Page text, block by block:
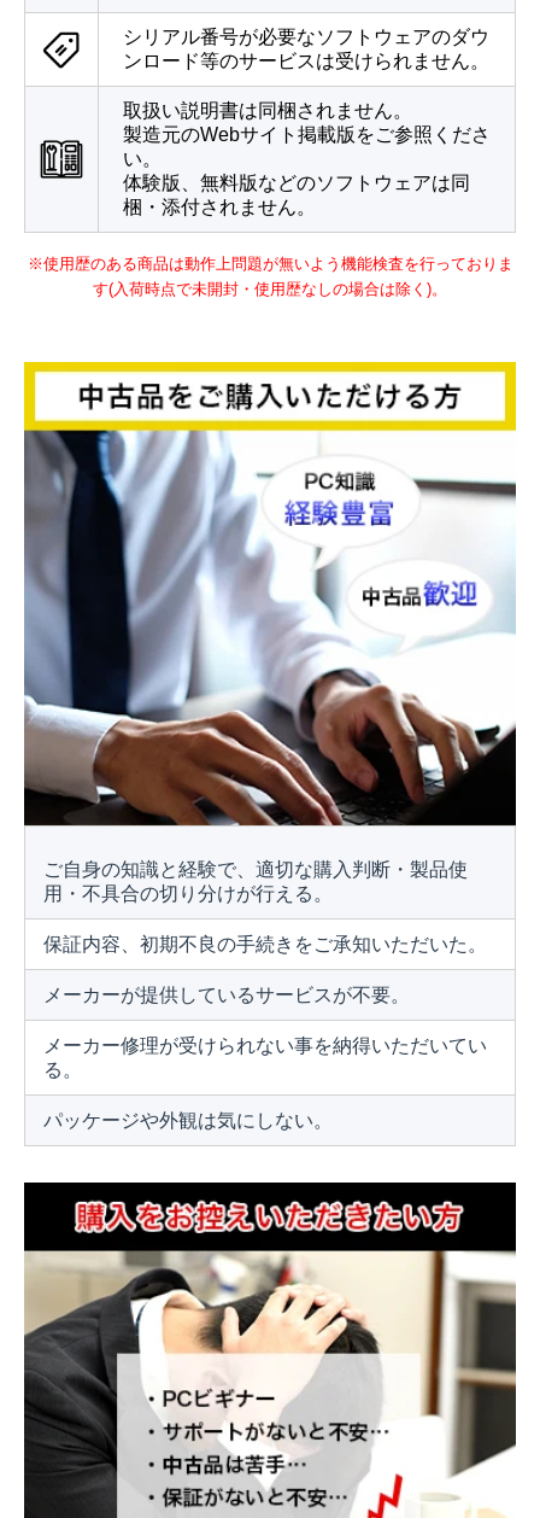
シリアル番号が必要なソフトウェアのダウ
ンロード等のサービスは受けられません。
取扱い説明書は同梱されません。
製造元のWebサイト掲載版をご参照くださ
い。
体験版、無料版などのソフトウェアは同
梱・添付されません。
※使用歴のある商品は動作上問題が無いよう機能検査を行っておりま
す(入荷時点で未開封・使用歴なしの場合は除く)。
ご自身の知識と経験で、適切な購入判断・製品使
用・不具合の切り分けが行える。
保証内容、初期不良の手続きをご承知いただいた。
メーカーが提供しているサービスが不要。
メーカー修理が受けられない事を納得いただいてい
る。
パッケージや外観は気にしない。